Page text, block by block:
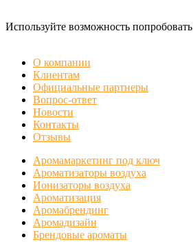
Используйте возможность
О компании
Клиентам
Официальные партнеры
Вопрос-ответ
Новости
Контакты
Отзывы
Аромамаркетинг под ключ
Ароматизаторы воздуха
Ионизаторы воздуха
Ароматизация
Аромабрендинг
Аромадизайн
Брендовые ароматы